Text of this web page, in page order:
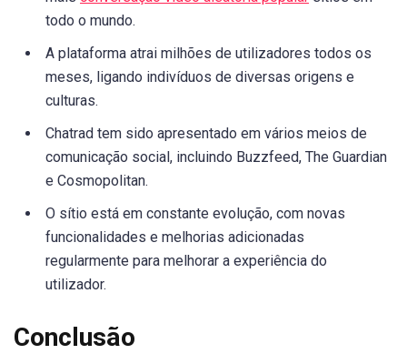
todo o mundo.
A plataforma atrai milhões de utilizadores todos os
meses, ligando indivíduos de diversas origens e
culturas.
Chatrad tem sido apresentado em vários meios de
comunicação social, incluindo Buzzfeed, The Guardian
e Cosmopolitan.
O sítio está em constante evolução, com novas
funcionalidades e melhorias adicionadas
regularmente para melhorar a experiência do
utilizador.
Conclusão